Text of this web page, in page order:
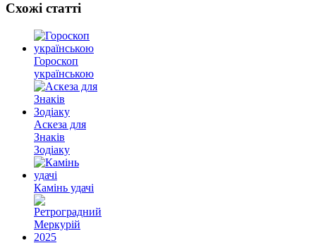
Схожі статті
Гороскоп
українською
Аскеза для
Знаків
Зодіаку
Камінь удачі